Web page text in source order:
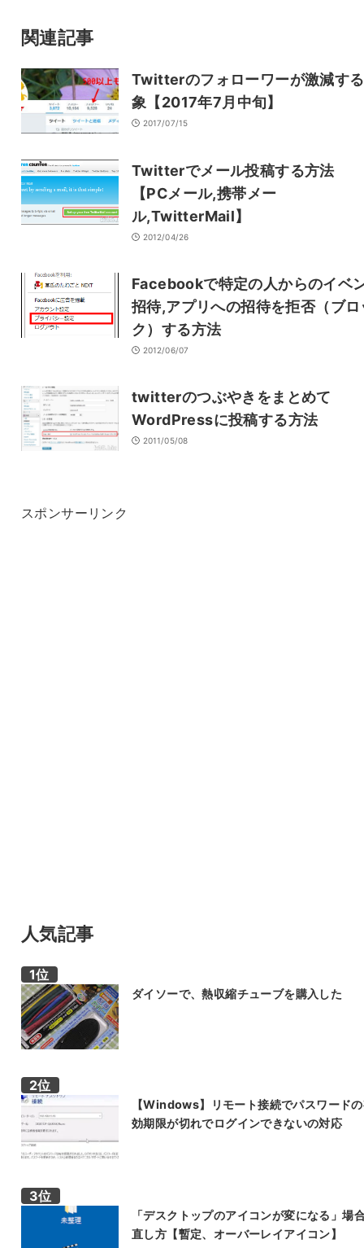
サイト
関連記事
Twitterのフォローワーが激減す
象【2017年7月中旬】
2017/07/15
Twitterでメール投稿する方法
【PCメール,携帯メー
ル,TwitterMail】
2012/04/26
Facebookで特定の人からのイベ
招待,アプリへの招待を拒否（ブロ
ク）する方法
2012/06/07
twitterのつぶやきをまとめて
WordPressに投稿する方法
2011/05/08
スポンサーリンク
人気記事
ダイソーで、熱収縮チューブを購入した
【Windows】リモート接続でパスワード
効期限が切れでログインできないの対応
「デスクトップのアイコンが変になる」場
直し方【暫定、オーバーレイアイコン】